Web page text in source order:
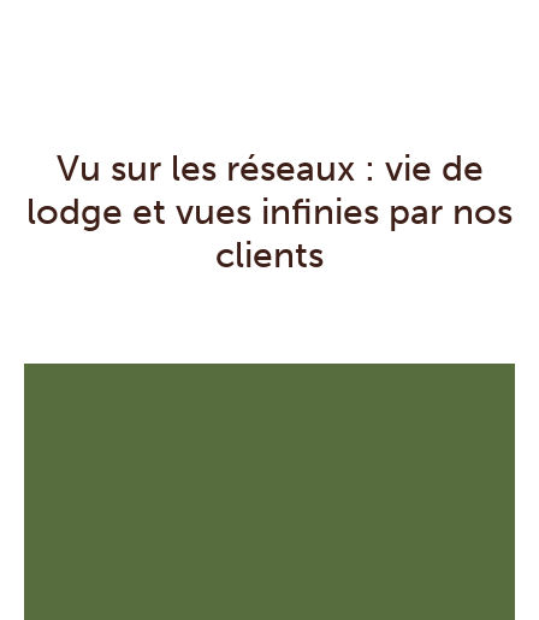
Vu sur les réseaux : vie de
lodge et vues infinies par nos
clients